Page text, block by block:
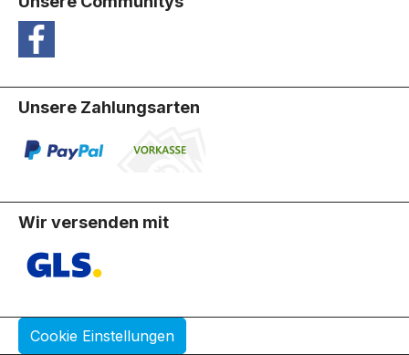
Unsere Zahlungsarten
Wir versenden mit
Cookie Einstellungen